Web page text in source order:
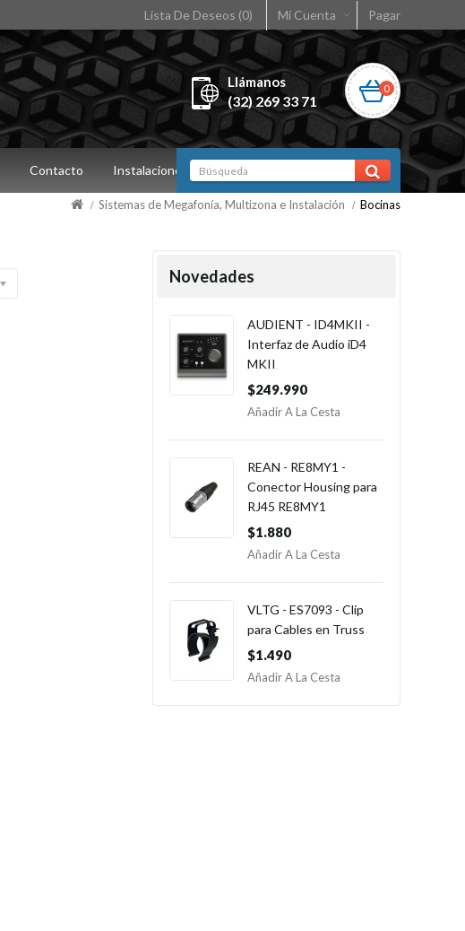
Lista De Deseos (0) Mi Cuenta Pagar
Llámanos
(32) 269 33 71
0
Contacto Instalaciones
Sistemas de Megafonía, Multizona e Instalación Bocinas
Novedades
AUDIENT - ID4MKII -
Interfaz de Audio iD4
MKII
$249.990
Añadir A La Cesta
REAN - RE8MY1 -
Conector Housing para
RJ45 RE8MY1
$1.880
Añadir A La Cesta
VLTG - ES7093 - Clip
para Cables en Truss
$1.490
Añadir A La Cesta